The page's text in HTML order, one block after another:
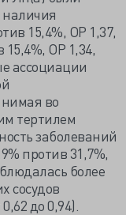
15,4%, ОР 1,37,
15,4%, ОР 1,34,
ассоциации
во
тертилем
заболеваний
против 31,7%,
более
сосудов
до 0,94).